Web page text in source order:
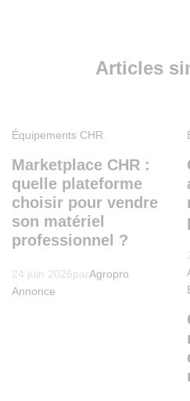
Articles
Équipements CHR
Marketplace CHR :
quelle plateforme
choisir pour vendre
son matériel
professionnel ?
24 juin 2026parAgropro
Annonce